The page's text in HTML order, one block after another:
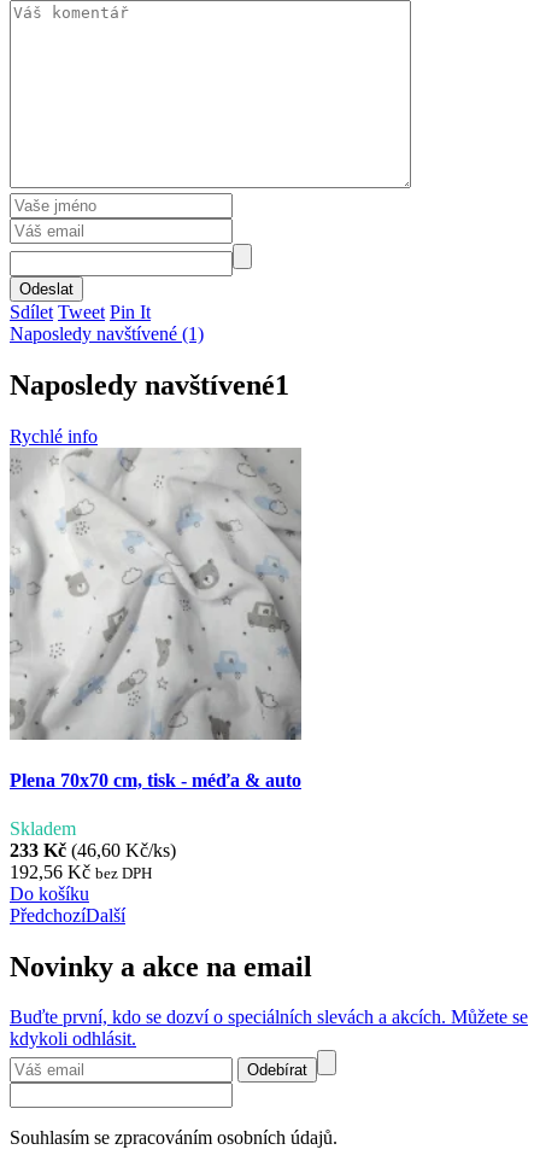
Odeslat
Sdílet Tweet Pin It
Naposledy navštívené (1)
Naposledy navštívené1
Rychlé info
Plena 70x70 cm, tisk - méďa & auto
Skladem
233 Kč (46,60 Kč/ks)
192,56 Kč bez DPH
Do košíku
PředchozíDalší
Novinky a akce na email
Buďte první, kdo se dozví o speciálních slevách a akcích. Můžete se
kdykoli odhlásit.
Odebírat
Souhlasím se zpracováním osobních údajů.